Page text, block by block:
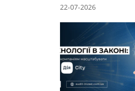
22-07-2026